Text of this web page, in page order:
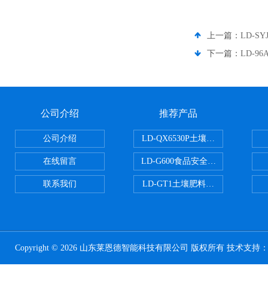
上一篇： LD-
下一篇： LD-
公司介绍
公司介绍
在线留言
联系我们
推荐产品
LD-QX6530P土壤氧化还原电位检
LD-G600食品安全检测仪
LD-GT1土壤肥料养分检测仪
Copyright © 2026 山东莱恩德智能科技有限公司 版权所有 技术支持：